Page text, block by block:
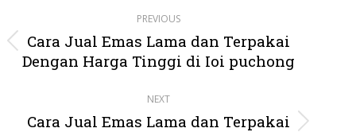
navigation
PREVIOUS
Previous
post:
Cara Jual Emas Lama dan Terpakai
Dengan Harga Tinggi di Ioi puchong
NEXT
Cara Jual Emas Lama dan Terpakai